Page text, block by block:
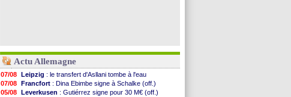
Actu Allemagne
07/08 Leipzig : le transfert d'Asllani tombe à l'eau
07/08 Francfort : Dina Ebimbe signe à Schalke (off.)
05/08 Leverkusen : Gutiérrez signe pour 30 M€ (off.)